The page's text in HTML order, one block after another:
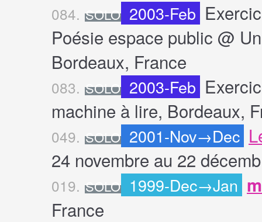
084. SOLO 2003-Feb
Poésie espace public @
Bordeaux, France
083. SOLO 2003-Feb
machine à lire, Bordeaux,
049. SOLO 2001-Nov→Dec
24 novembre au 22
019. SOLO 1999-Dec→Jan
France